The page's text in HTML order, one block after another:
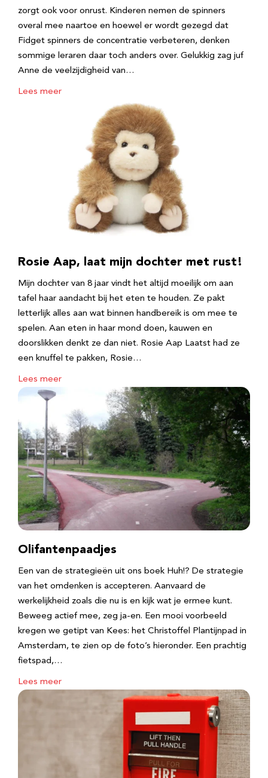
zorgt ook voor onrust. Kinderen nemen de spinners
overal mee naartoe en hoewel er wordt gezegd dat
Fidget spinners de concentratie verbeteren, denken
sommige leraren daar toch anders over. Gelukkig zag juf
Anne de veelzijdigheid van…
Lees meer
Rosie Aap, laat mijn dochter met rust!
Mijn dochter van 8 jaar vindt het altijd moeilijk om aan
tafel haar aandacht bij het eten te houden. Ze pakt
letterlijk alles aan wat binnen handbereik is om mee te
spelen. Aan eten in haar mond doen, kauwen en
doorslikken denkt ze dan niet. Rosie Aap Laatst had ze
een knuffel te pakken, Rosie…
Lees meer
Olifantenpaadjes
Een van de strategieën uit ons boek Huh!? De strategie
van het omdenken is accepteren. Aanvaard de
werkelijkheid zoals die nu is en kijk wat je ermee kunt.
Beweeg actief mee, zeg ja-en. Een mooi voorbeeld
kregen we getipt van Kees: het Christoffel Plantijnpad in
Amsterdam, te zien op de foto’s hieronder. Een prachtig
fietspad,…
Lees meer